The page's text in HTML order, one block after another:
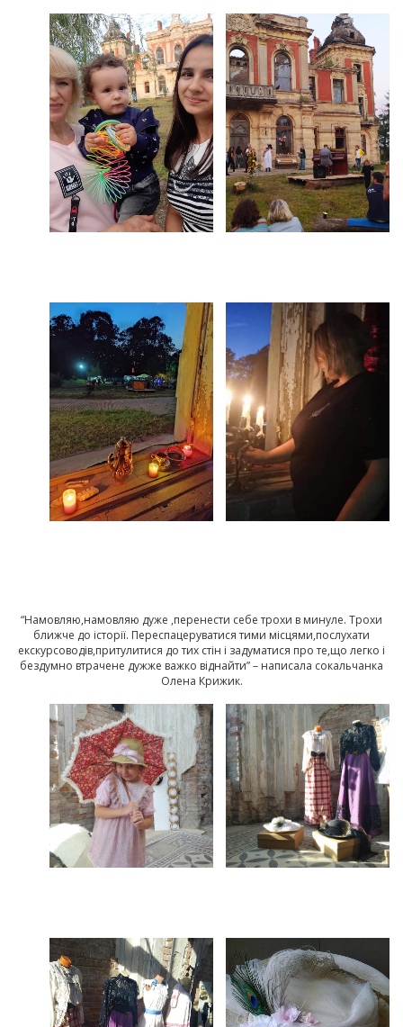
“Намовляю,намовляю дуже ,перенести себе трохи в минуле. Трохи
ближче до історії. Переспацеруватися тими місцями,послухати
екскурсоводів,притулитися до тих стін і задуматися про те,що легко і
бездумно втрачене дужже важко віднайти” – написала сокальчанка
Олена Крижик.